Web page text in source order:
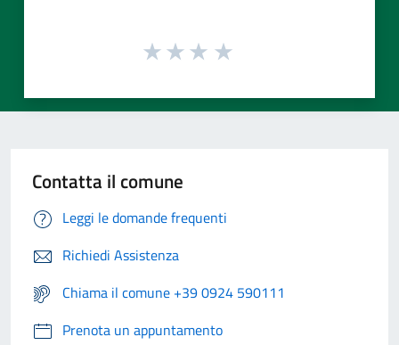
Contatta il comune
Leggi le domande frequenti
Richiedi Assistenza
Chiama il comune +39 0924 590111
Prenota un appuntamento